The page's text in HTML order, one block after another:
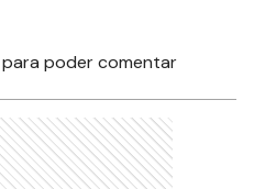
para poder comentar